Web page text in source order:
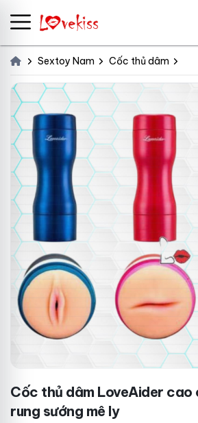
Sextoy Nam Cốc thủ dâm
Cốc thủ dâm LoveAider cao cấp 12 chế độ
rung sướng mê ly